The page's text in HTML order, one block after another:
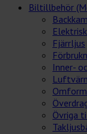
Biltillbehör
Fjärrljus
Inner-
Övriga